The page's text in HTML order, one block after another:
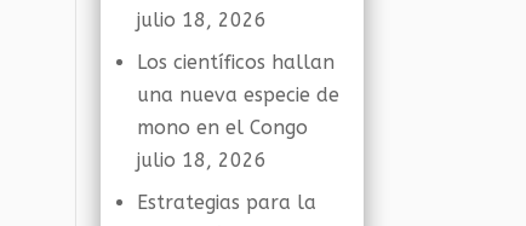
julio 18, 2026
Los científicos hallan
una nueva especie de
mono en el Congo
julio 18, 2026
Estrategias para la